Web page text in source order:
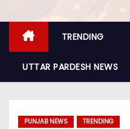
TRENDING
UTTAR PARDESH NEWS
PUNJAB NEWS TRENDING